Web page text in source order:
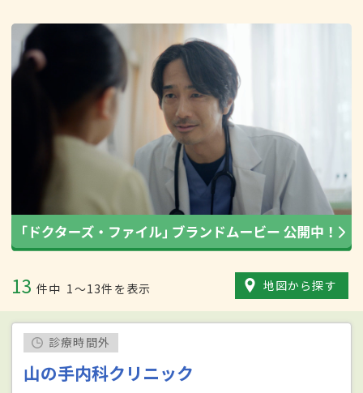
13 件中 1〜13件を表示 地図から探す
診療時間外
山の手内科クリニック